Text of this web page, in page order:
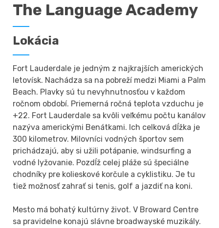
The Language Academy
Lokácia
Fort Lauderdale je jedným z najkrajších amerických
letovísk. Nachádza sa na pobreží medzi Miami a Palm
Beach. Plavky sú tu nevyhnutnosťou v každom
ročnom období. Priemerná ročná teplota vzduchu je
+22. Fort Lauderdale sa kvôli veľkému počtu kanálov
nazýva americkými Benátkami. Ich celková dĺžka je
300 kilometrov. Milovníci vodných športov sem
prichádzajú, aby si užili potápanie, windsurfing a
vodné lyžovanie. Pozdĺž celej pláže sú špeciálne
chodníky pre kolieskové korčule a cyklistiku. Je tu
tiež možnosť zahrať si tenis, golf a jazdiť na koni.
Mesto má bohatý kultúrny život. V Broward Centre
sa pravidelne konajú slávne broadwayské muzikály.